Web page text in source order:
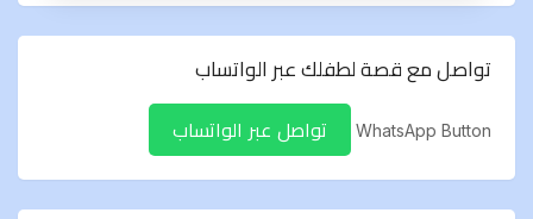
تواصل مع قصة لطفلك عبر الواتساب
WhatsApp Button تواصل عبر الواتساب